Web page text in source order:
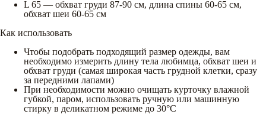
L 65 — обхват груди 87-90 см, длина спины 60-65 см,
обхват шеи 60-65 см
Как использовать
Чтобы подобрать подходящий размер одежды, вам
необходимо измерить длину тела любимца, обхват шеи и
обхват груди (самая широкая часть грудной клетки, сразу
за передними лапами)
При необходимости можно очищать курточку влажной
губкой, паром, использовать ручную или машинную
стирку в деликатном режиме до 30°C